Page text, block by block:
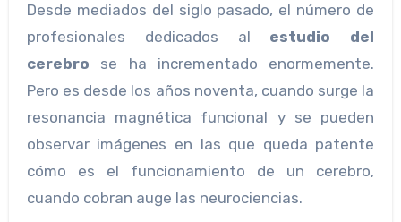
Desde mediados del siglo pasado, el número de
profesionales dedicados al estudio del
cerebro se ha incrementado enormemente.
Pero es desde los años noventa, cuando surge la
resonancia magnética funcional y se pueden
observar imágenes en las que queda patente
cómo es el funcionamiento de un cerebro,
cuando cobran auge las neurociencias.